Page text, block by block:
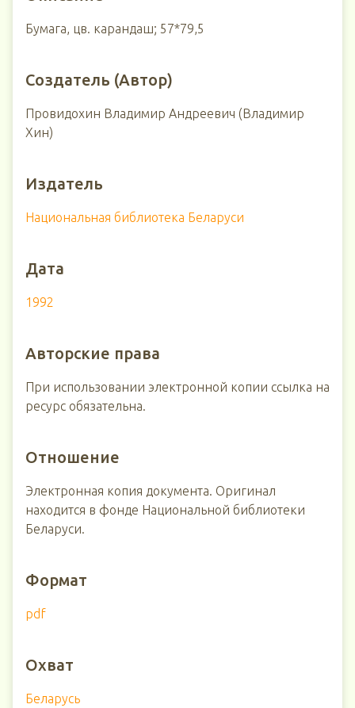
Бумага, цв. карандаш; 57*79,5
Создатель (Автор)
Провидохин Владимир Андреевич (Владимир
Хин)
Издатель
Национальная библиотека Беларуси
Дата
1992
Авторские права
При использовании электронной копии ссылка на
ресурс обязательна.
Отношение
Электронная копия документа. Оригинал
находится в фонде Национальной библиотеки
Беларуси.
Формат
pdf
Охват
Беларусь